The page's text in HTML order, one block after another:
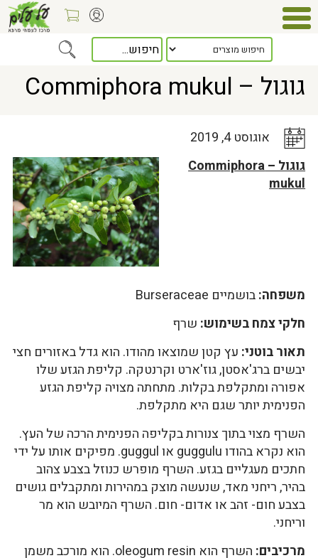
כלל המאמרים> גוגול – Commiphora mukul
גוגול – Commiphora mukul
אוגוסט 4, 2019
גוגול – Commiphora
mukul
משפחה:בושמיים Burseraceae
חלקי צמח בשימוש: שרף
תאור בוטני: עץ קטן שמוצאו מהודו. הוא גדל באזורים חצי
יבשים ברג'אסטן, גוז'ארט וקרנטקה. קליפת הגזע שלו
אפורה ומתקלפת בקלות. מתחתה מצויה קליפת הגזע
הפנימית יותר שגם היא מתקלפת.
השרף מצוי בתוך צנורות בקליפה הפנימית הרכה של העץ.
הוא נקרא בהודו guggulu או guggul. מפיקים אותו על ידי
חתכים מעגליים בגזע. השרף מופרש כנוזל בצבע צהוב
בהיר, ריחני מאד, שנעשה מוצק במהירות ומתקבלים גושים
בצבע חום- זהב או אדום- חום. השרף המיובש הוא מר
וריחני.
מרכיבים:
השרף הוא oleogum resin. הוא מורכב משמן